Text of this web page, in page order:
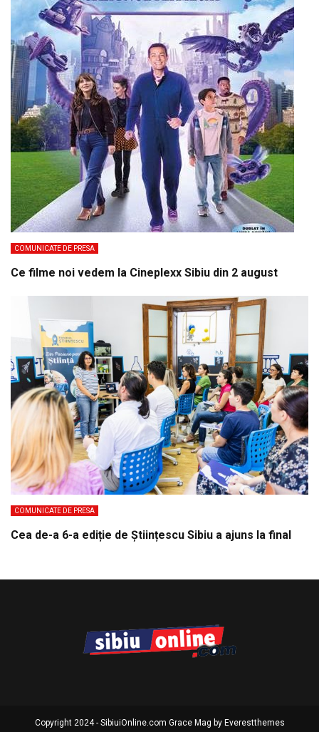
COMUNICATE DE PRESA
Ce filme noi vedem la Cineplexx Sibiu din 2 august
COMUNICATE DE PRESA
Cea de-a 6-a ediție de Științescu Sibiu a ajuns la final
Copyright 2024 - SibiuiOnline.com Grace Mag by Everestthemes